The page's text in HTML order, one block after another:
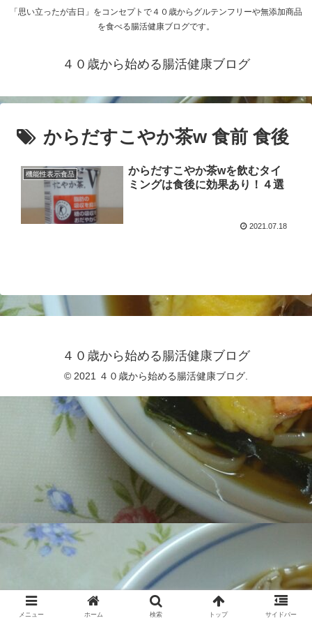
「思い立ったが吉日」をコンセプトで４０歳からグルテンフリーや無添加商品
を食べる腸活健康ブログです。
４０歳から始める腸活健康ブログ
からだすこやか茶w 食前 食後
機能性表示食品
からだすこやか茶wを飲むタイ
ミングは食後に効果あり！４選
2021.07.18
４０歳から始める腸活健康ブログ
© 2021 ４０歳から始める腸活健康ブログ.
メニュー ホーム 検索 トップ サイドバー